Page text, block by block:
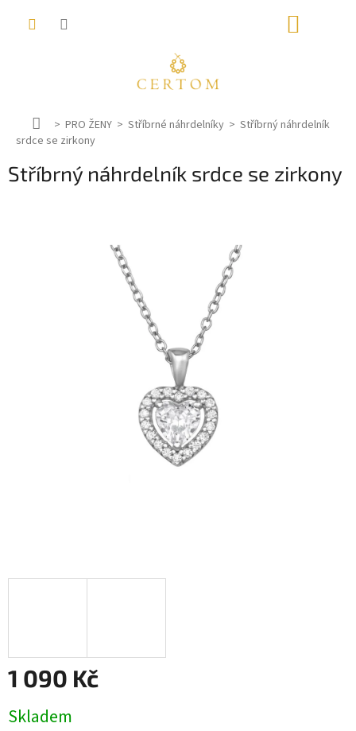
D
o
ů
PRO ŽENY Stříbrné náhrdelníky
Stříbrný náhrdelník
srdce se zirkony
Stříbrný náhrdelník srdce se zirkony
1 090 Kč
cena:
Skladem